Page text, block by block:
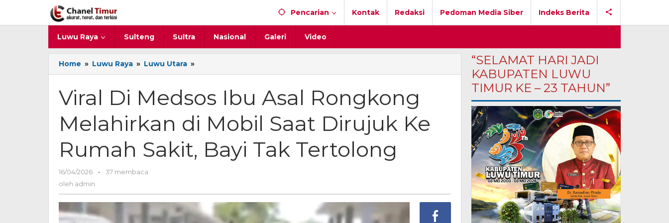
konten
Pencarian Kontak Redaksi Pedoman Media Siber Indeks Berita
Luwu Raya Sulteng Sultra Nasional Galeri Video
Home » Luwu Raya » Luwu Utara »
Di
Ibu
Asal
Rongkong
Melahirkan
Mobil
Saat
Bayi
Tak
Viral Di Medsos Ibu Asal Rongkong
Melahirkan di Mobil Saat Dirujuk Ke
Rumah Sakit, Bayi Tak Tertolong
16/04/2026
oleh
-
37 membaca
oleh admin
“SELAMAT HARI JADI
KABUPATEN LUWU
TIMUR KE – 23 TAHUN”